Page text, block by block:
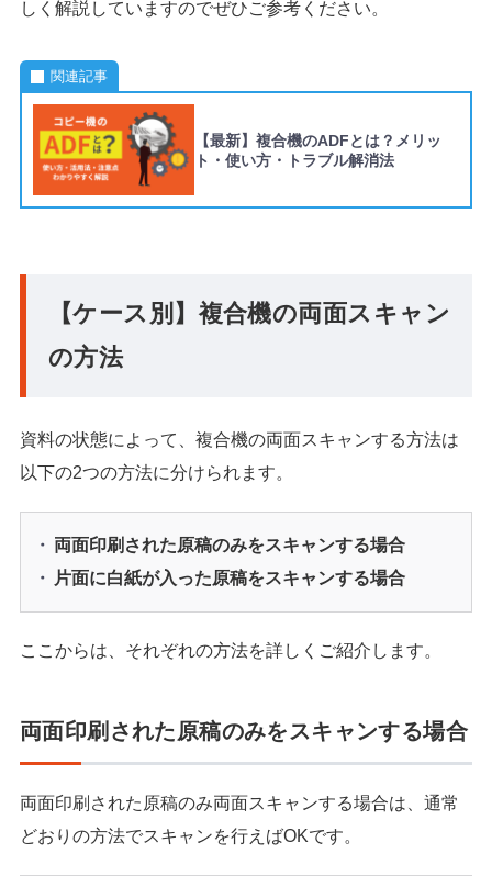
しく解説していますのでぜひご参考ください。
関連記事
【最新】複合機のADFとは？メリッ
ト・使い方・トラブル解消法
【ケース別】複合機の両面スキャン
の方法
資料の状態によって、複合機の両面スキャンする方法は
以下の2つの方法に分けられます。
両面印刷された原稿のみをスキャンする場合
片面に白紙が入った原稿をスキャンする場合
ここからは、それぞれの方法を詳しくご紹介します。
両面印刷された原稿のみをスキャンする場合
両面印刷された原稿のみ両面スキャンする場合は、通常
どおりの方法でスキャンを行えばOKです。